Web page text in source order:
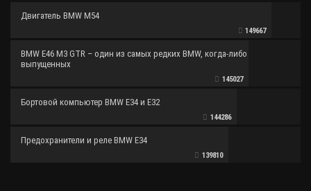
Двигатель BMW M54
149667
BMW E46 M3 GTR – один из самых редких BMW, когда-либо
выпущенных
145027
Бортовой компьютер BMW E34 и E32
144286
Предохранители и реле BMW E34
139810